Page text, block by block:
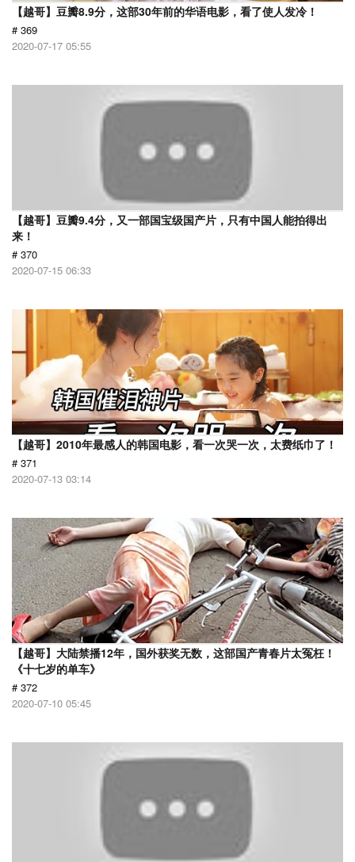
【越哥】豆瓣8.9分，这部30年前的华语电影，看了使人发冷！
# 369
2020-07-17 05:55
【越哥】豆瓣9.4分，又一部国宝级国产片，只有中国人能拍得出
来！
# 370
2020-07-15 06:33
【越哥】2010年最感人的韩国电影，看一次哭一次，太费纸巾了！
# 371
2020-07-13 03:14
【越哥】大陆禁播12年，国外获奖无数，这部国产青春片太冤枉！
《十七岁的单车》
# 372
2020-07-10 05:45